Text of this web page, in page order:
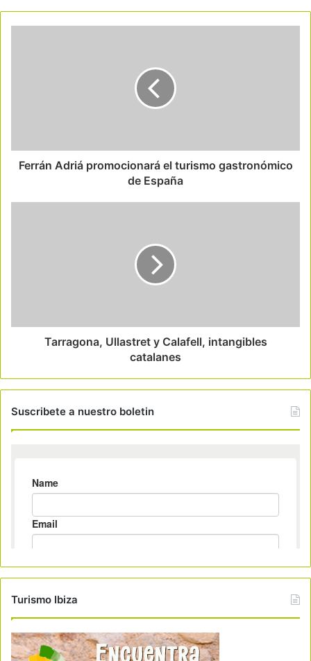
Ferrán Adriá promocionará el turismo gastronómico
de España
Tarragona, Ullastret y Calafell, intangibles
catalanes
Suscribete a nuestro boletin
Turismo Ibiza